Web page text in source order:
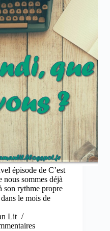
épisode de C’est
sommes déjà
son rythme propre
le mois de
Lit